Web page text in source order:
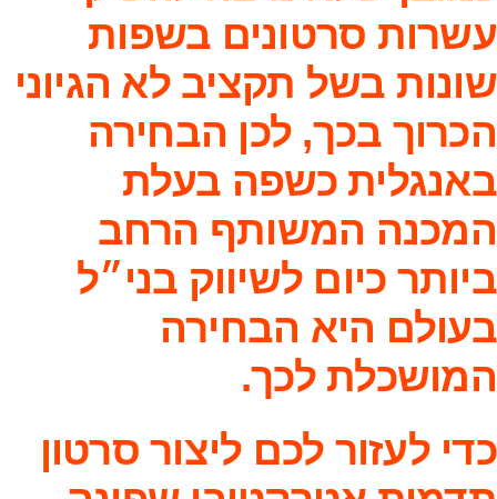
עשרות סרטונים בשפות
שונות בשל תקציב לא הגיוני
הכרוך בכך, לכן הבחירה
באנגלית כשפה בעלת
המכנה המשותף הרחב
ביותר כיום לשיווק בני״ל
בעולם היא הבחירה
המושכלת לכך.
כדי לעזור לכם ליצור סרטון